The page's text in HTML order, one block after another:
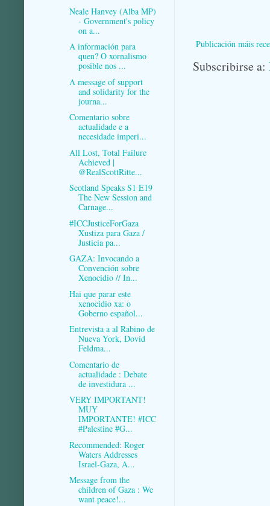
Publicación máis
Subscribirse a:
Neale Hanvey (Alba MP)
- Government's policy
on a...
A información para
quen? O xornalismo
posible nos ...
A message of support
and solidarity for the
journa...
Comentario sobre
actualidade e a
necesidade imperi...
All Lost, Total Failure
Achieved |
@RealScottRitte...
Scotland Speaks S1 E19
The New Session and
Carnage...
#ICCJusticeForGaza
Xustiza para Gaza /
Justicia pa...
GAZA: Invocando a
Convención sobre
Xenocidio // In...
Hai que parar este
xenocidio xa: o
Goberno español...
Entrevista a al Rabino de
Nueva York, Dovid
Feldma...
Comentario de
actualidade : Debate
de investidura ...
VERY IMPORTANT!
MUY
IMPORTANTE! #ICC
#Palestine #G...
Recommended: Roger
Waters Addresses
Israel-Gaza, A...
Message from the
children of Gaza : We
want peace!...